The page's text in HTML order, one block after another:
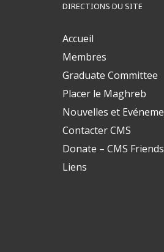
DIRECTIONS DU SITE
Accueil
Membres
Graduate Committee
Placer le Maghreb
Nouvelles et
Contacter CMS
Donate – CMS Friends
Liens